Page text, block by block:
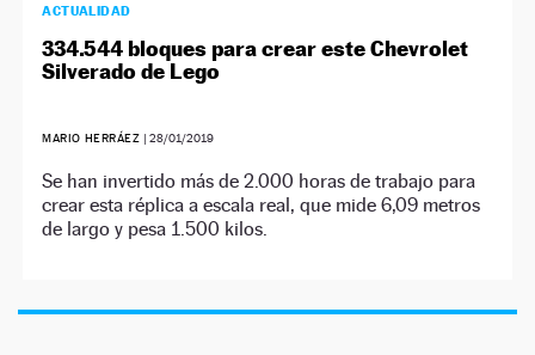
ACTUALIDAD
334.544 bloques para crear este Chevrolet
Silverado de Lego
MARIO HERRÁEZ | 28/01/2019
Se han invertido más de 2.000 horas de trabajo para
crear esta réplica a escala real, que mide 6,09 metros
de largo y pesa 1.500 kilos.